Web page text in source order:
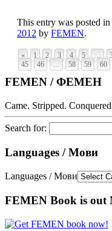
This entry was posted in
2012 by FEMEN.
« 1 2 3 4 5 …
45
46 … 58 59 60
FEMEN / ФЕМЕН
Came. Stripped.
Search for:
Languages / Мови
Languages / Мови
FEMEN Book is out